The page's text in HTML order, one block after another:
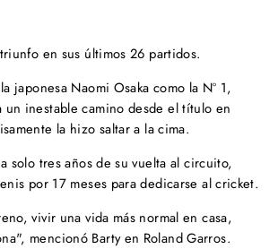
en sus últimos 26 partidos.
japonesa Naomi Osaka como la Nº 1,
un inestable camino desde el título en
la hizo saltar a la cima.
solo tres años de su vuelta al circuito,
por 17 meses para dedicarse al cricket.
vivir una vida más normal en casa,
mencionó Barty en Roland Garros.